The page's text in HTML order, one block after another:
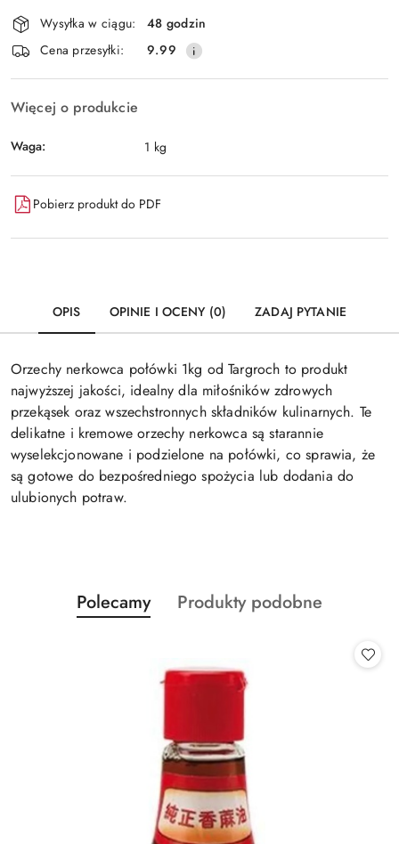
Wyślij
Dostępność
i
dostawa
Wysyłka w ciągu:
48 godzin
Cena przesyłki:
9.99
Więcej o produkcie
Waga: 1 kg
Pobierz produkt do PDF
OPIS OPINIE I OCENY (0) ZADAJ PYTANIE
Orzechy nerkowca połówki 1kg od Targroch to produkt
najwyższej jakości, idealny dla miłośników zdrowych
przekąsek oraz wszechstronnych składników kulinarnych. Te
delikatne i kremowe orzechy nerkowca są starannie
wyselekcjonowane i podzielone na połówki, co sprawia, że
są gotowe do bezpośredniego spożycia lub dodania do
ulubionych potraw.
Pomiń karuzelę produktów
Produkty
o
Polecamy
Produkty
Produkty podobne